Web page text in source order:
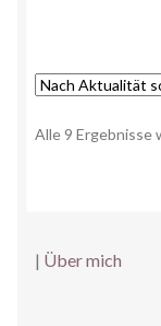
Alle 9 Ergebnisse
| Über mich